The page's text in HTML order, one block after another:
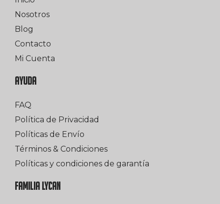
Nosotros
Blog
Contacto
Mi Cuenta
AYUDA
FAQ
Política de Privacidad
Políticas de Envío
Términos & Condiciones
Políticas y condiciones de garantía
FAMILIA LYCAN